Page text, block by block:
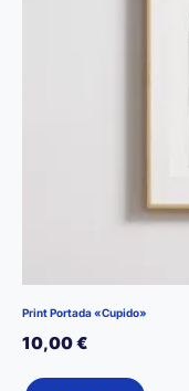
Print Portada «Cupido»
10,00€